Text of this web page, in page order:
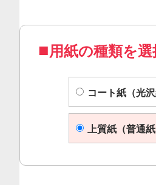
用紙の種類を
コート紙（光沢
上質紙（普通紙